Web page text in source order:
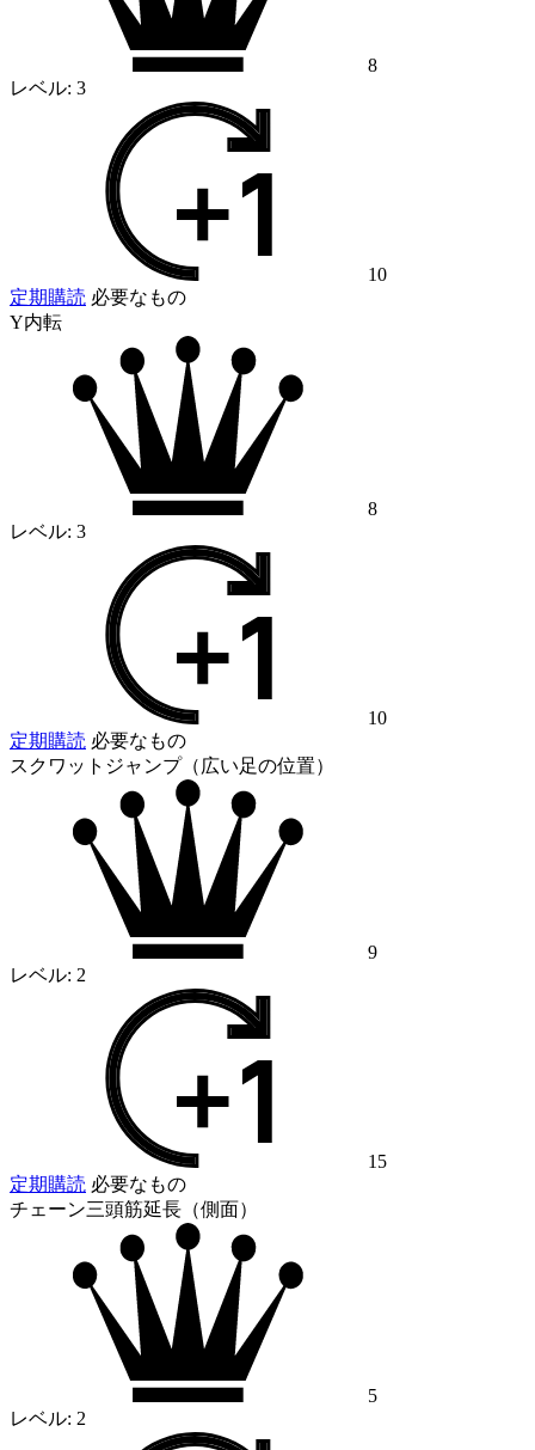
8
レベル: 3
10
定期購読 必要なもの
Y内転
8
レベル: 3
10
定期購読 必要なもの
スクワットジャンプ（広い足の位置）
9
レベル: 2
15
定期購読 必要なもの
チェーン三頭筋延長（側面）
5
レベル: 2